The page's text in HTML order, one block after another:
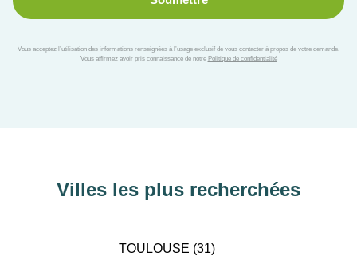
Vous acceptez l’utilisation des informations renseignées à l’usage exclusif de vous contacter à propos de votre demande.
Vous affirmez avoir pris connaissance de notre Politique de confidentialité
Villes les plus recherchées
TOULOUSE (31)